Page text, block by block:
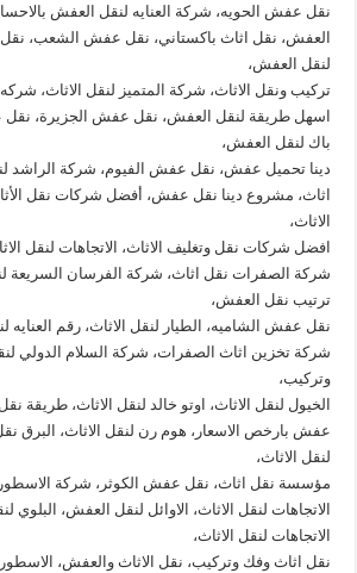
نقل عفش الحويه، شركة العنايه لنقل العفش
العفش، نقل اثاث باكستاني، نقل عفش الشعب،
لنقل العفش،
تركيب ونقل الاثاث، شركة المتميز لنقل الاثاث، شركه
اسهل طريقة لنقل العفش، نقل عفش الجزيرة،
باك لنقل العفش،
دينا تحميل عفش، نقل عفش الفيوم، شركة الراشد
اثاث، مشروع دينا نقل عفش، أفضل شركات نقل
الاثاث،
افضل شركات نقل وتغليف الاثاث، الاتجاهات لنقل
شركة الصفرات نقل اثاث، شركة الفرسان السريعة
ترتيب نقل العفش،
نقل عفش الشاميه، الطيار لنقل الاثاث، رقم العنايه
شركة تخزين اثاث الصفرات، شركة السلام الدولي
وتركيب،
الخيول لنقل الاثاث، اوتو خالد لنقل الاثاث، طريقة
عفش بارخص الاسعار، هوم رن لنقل الاثاث، البرق
لنقل الاثاث،
مؤسسة نقل اثاث، نقل عفش الكوثر، شركة الاسطورة
الاتجاهات لنقل الاثاث، الاوائل لنقل العفش، البلوي
الاتجاهات لنقل الاثاث،
نقل اثاث وفك وتركيب، نقل الاثاث والعفش،